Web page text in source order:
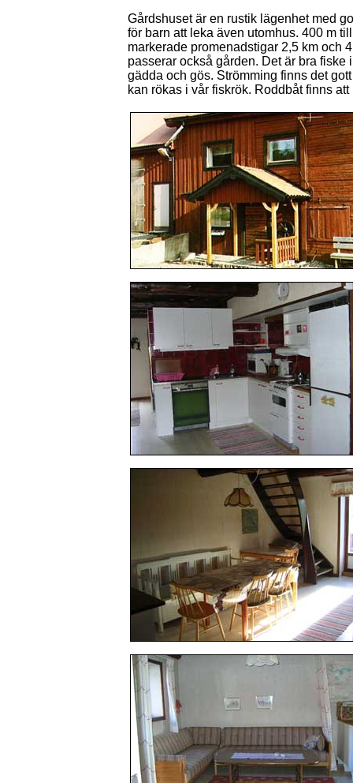
Gårdshuset är en rustik lägenhet med
för barn att leka även utomhus. 400 m
markerade promenadstigar 2,5 km och
passerar också gården. Det är bra fiske
gädda och gös. Strömming finns det
kan rökas i vår fiskrök. Roddbåt finns att